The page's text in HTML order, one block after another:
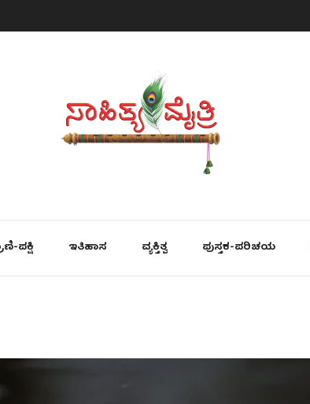
ಪಕ್ಷಿ ಇತಿಹಾಸ ವ್ಯಕ್ತಿತ್ವ ಪುಸ್ತಕ-ಪರಿಚಯ